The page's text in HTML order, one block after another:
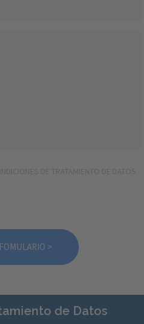
DE TRATAMIENTO DE DATOS
de Datos